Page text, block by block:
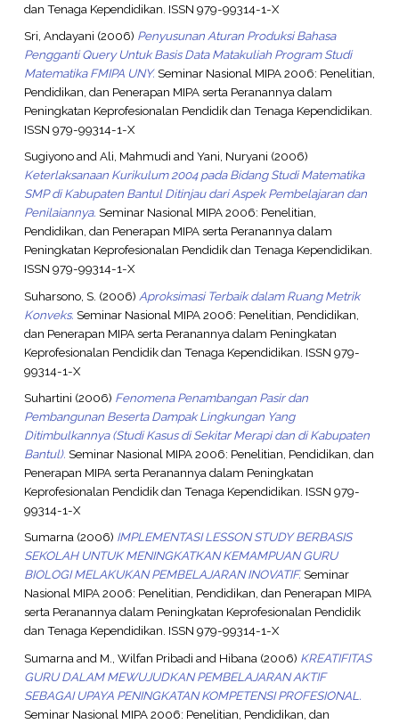
dan Tenaga Kependidikan. ISSN 979-99314-1-X
Sri, Andayani (2006) Penyusunan Aturan Produksi Bahasa
Pengganti Query Untuk Basis Data Matakuliah Program Studi
Matematika FMIPA UNY.Seminar Nasional MIPA 2006: Penelitian,
Pendidikan, dan Penerapan MIPA serta Peranannya dalam
Peningkatan Keprofesionalan Pendidik dan Tenaga Kependidikan.
ISSN 979-99314-1-X
SugiyonoandAli, Mahmudi andYani, Nuryani (2006)
Keterlaksanaan Kurikulum 2004 pada Bidang Studi Matematika
SMP di Kabupaten Bantul Ditinjau dari Aspek Pembelajaran dan
Penilaiannya. Seminar Nasional MIPA 2006: Penelitian,
Pendidikan, dan Penerapan MIPA serta Peranannya dalam
Peningkatan Keprofesionalan Pendidik dan Tenaga Kependidikan.
ISSN 979-99314-1-X
Suharsono, S. (2006) Aproksimasi Terbaik dalam Ruang Metrik
Konveks. Seminar Nasional MIPA 2006: Penelitian, Pendidikan,
dan Penerapan MIPA serta Peranannya dalam Peningkatan
Keprofesionalan Pendidik dan Tenaga Kependidikan. ISSN 979-
99314-1-X
Suhartini (2006) Fenomena Penambangan Pasir dan
Pembangunan Beserta Dampak Lingkungan Yang
Ditimbulkannya (Studi Kasus di Sekitar Merapi dan di Kabupaten
Bantul). Seminar Nasional MIPA 2006: Penelitian, Pendidikan, dan
Penerapan MIPA serta Peranannya dalam Peningkatan
Keprofesionalan Pendidik dan Tenaga Kependidikan. ISSN 979-
99314-1-X
Sumarna(2006) IMPLEMENTASI LESSON STUDY BERBASIS
SEKOLAH UNTUK MENINGKATKAN KEMAMPUAN GURU
BIOLOGI MELAKUKAN PEMBELAJARAN INOVATIF.Seminar
Nasional MIPA 2006: Penelitian, Pendidikan, dan Penerapan MIPA
serta Peranannya dalam Peningkatan Keprofesionalan Pendidik
dan Tenaga Kependidikan. ISSN 979-99314-1-X
Sumarna and M., Wilfan Pribadi and Hibana (2006) KREATIFITAS
GURU DALAM MEWUJUDKAN PEMBELAJARAN AKTIF
SEBAGAI UPAYA PENINGKATAN KOMPETENSI PROFESIONAL.
Seminar Nasional MIPA 2006: Penelitian, Pendidikan, dan